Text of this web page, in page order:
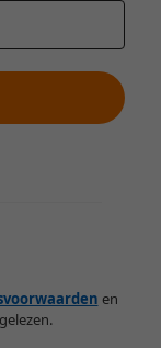
en